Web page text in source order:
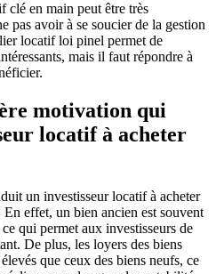
clé en main peut être très
pas avoir à se soucier de la gestion
locatif loi pinel permet de
mais il faut répondre à
motivation qui
locatif à acheter
un investisseur locatif à acheter
effet, un bien ancien est souvent
qui permet aux investisseurs de
De plus, les loyers des biens
que ceux des biens neufs, ce